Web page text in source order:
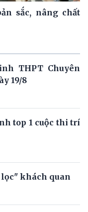
sắc, nâng chất
THPT Chuyên
19/8
top 1 cuộc thi trí
lọc" khách quan